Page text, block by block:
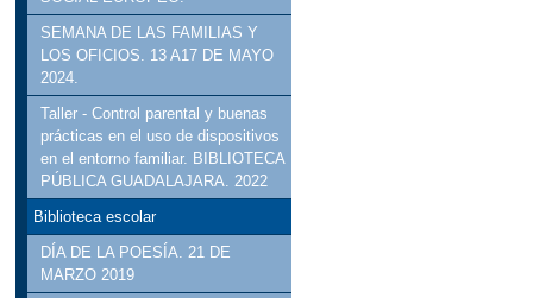
SEMANA DE LAS FAMILIAS Y
LOS OFICIOS. 13 A17 DE MAYO
2024.
Taller - Control parental y buenas
prácticas en el uso de dispositivos
en el entorno familiar. BIBLIOTECA
PÚBLICA GUADALAJARA. 2022
Biblioteca escolar
DÍA DE LA POESÍA. 21 DE
MARZO 2019